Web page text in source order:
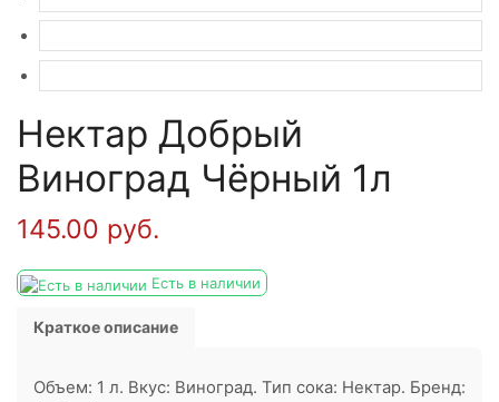
Нектар Добрый
Виноград Чёрный 1л
145.00 руб.
Есть в наличии
Краткое описание
Объем: 1 л. Вкус: Виноград. Тип сока: Нектар. Бренд: